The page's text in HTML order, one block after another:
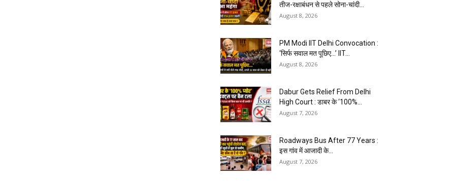
तीज-रक्षाबंधन से पहले सोना-चांदी...
August 8, 2026
PM Modi IIT Delhi Convocation :
‘सिर्फ सवाल मत पूछिए…’ IIT...
August 8, 2026
Dabur Gets Relief From Delhi
High Court : डाबर के ‘100%...
August 7, 2026
Roadways Bus After 77 Years :
इस गांव में आजादी के...
August 7, 2026